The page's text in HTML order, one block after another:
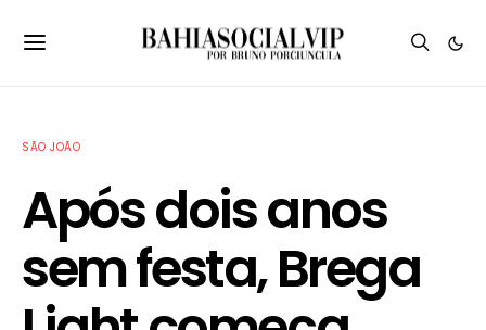
SÃO JOÃO
Após dois anos
sem festa, Brega